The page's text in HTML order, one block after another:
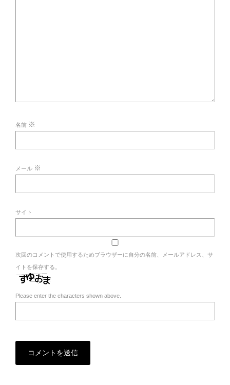
名前 ※
メール ※
サイト
次回のコメントで使用するためブラウザーに自分の名前、メールアドレス、サ
イトを保存する。
Please enter the characters shown above.